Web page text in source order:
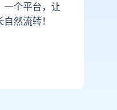
一个平台，让
然流转！